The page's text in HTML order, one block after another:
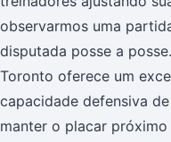
observarmos uma
disputada posse a
Toronto oferece um
capacidade defensiva
manter o placar